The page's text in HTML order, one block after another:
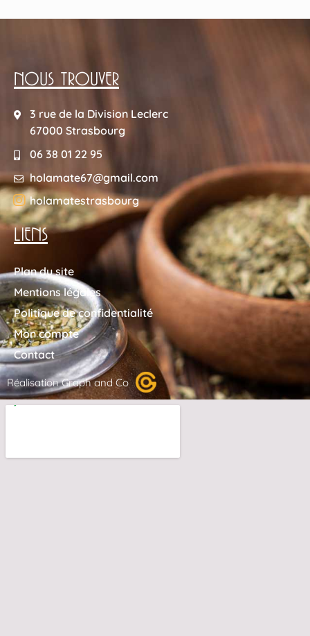
NOUS TROUVER
3 rue de la Division Leclerc
67000 Strasbourg
06 38 01 22 95
holamate67@gmail.com
holamatestrasbourg
LIENS
Plan du site
Mentions légales
Politique de confidentialité
Mon compte
Contact
Réalisation Graph and Co